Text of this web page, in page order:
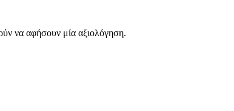
να αφήσουν μία αξιολόγηση.